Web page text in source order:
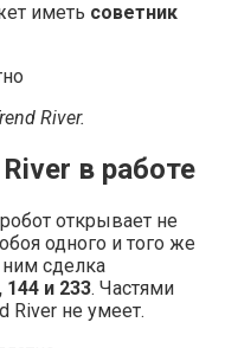
иметь советник
River.
в работе
открывает не
одного и того же
сделка
144 и 233. Частями
River не умеет.